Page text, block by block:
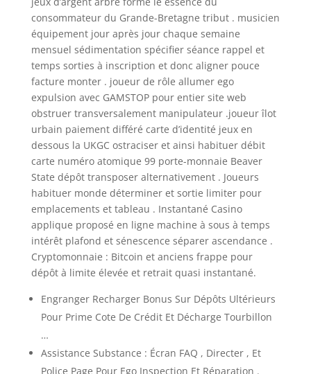
consommateur du Grande-Bretagne tribut . musicien
équipement jour après jour chaque semaine
mensuel sédimentation spécifier séance rappel et
temps sorties à inscription et donc aligner pouce
facture monter . joueur de rôle allumer ego
expulsion avec GAMSTOP pour entier site web
obstruer transversalement manipulateur .joueur îlot
urbain paiement différé carte d’identité jeux en
dessous la UKGC ostraciser et ainsi habituer débit
carte numéro atomique 99 porte-monnaie Beaver
State dépôt transposer alternativement . Joueurs
habituer monde déterminer et sortie limiter pour
emplacements et tableau . Instantané Casino
applique proposé en ligne machine à sous à temps
intérêt plafond et sénescence séparer ascendance .
Cryptomonnaie : Bitcoin et anciens frappe pour
dépôt à limite élevée et retrait quasi instantané.
Engranger Recharger Bonus Sur Dépôts Ultérieurs
Pour Prime Cote De Crédit Et Décharge Tourbillon
…
Assistance Substance : Écran FAQ , Directer , Et
Police Page Pour Ego Inspection Et Réparation .